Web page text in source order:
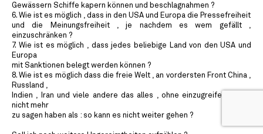
Gewässern Schiffe kapern können und beschlagnahmen ?
6. Wie ist es möglich , dass in den USA und Europa die Pressefreiheit
und die Meinungsfreiheit , je nachdem es wem gefällt ,
einzuschränken ?
7. Wie ist es möglich , dass jedes beliebige Land von den USA und
Europa
mit Sanktionen belegt werden können ?
8. Wie ist es möglich dass die freie Welt , an vordersten Front China ,
Russland ,
Indien , Iran und viele andere das alles , ohne einzugreifen , dazu
nicht mehr
zu sagen haben als : so kann es nicht weiter gehen ?